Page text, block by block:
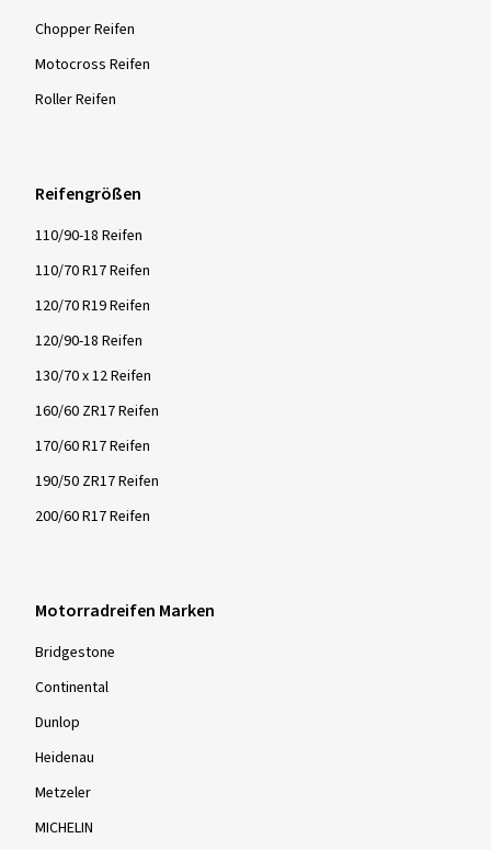
Chopper Reifen
Motocross Reifen
Roller Reifen
Reifengrößen
110/90-18 Reifen
110/70 R17 Reifen
120/70 R19 Reifen
120/90-18 Reifen
130/70 x 12 Reifen
160/60 ZR17 Reifen
170/60 R17 Reifen
190/50 ZR17 Reifen
200/60 R17 Reifen
Motorradreifen Marken
Bridgestone
Continental
Dunlop
Heidenau
Metzeler
MICHELIN